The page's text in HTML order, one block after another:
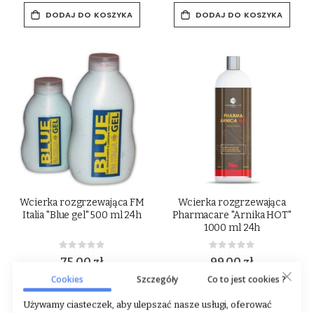
DODAJ DO KOSZYKA DODAJ DO KOSZYKA
Wcierka rozgrzewająca FM
Italia "Blue gel" 500 ml 24h
Rating:
0%
75,00 zł
( 1 l - 150.00 zł )
DODAJ DO KOSZYKA
Wcierka rozgrzewająca
Pharmacare "Arnika HOT"
1000 ml 24h
Rating:
0%
99,00 zł
( 1 l - 99.00 zł )
DODAJ DO KOSZYKA
Cookies Szczegóły Co to jest cookies ?
Używamy ciasteczek, aby ulepszać nasze usługi, oferować